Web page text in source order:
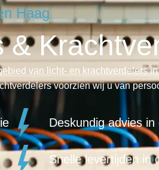
Haag
&
van licht- en krachtverdelers
voorzien wij u van
Deskundig advies
Snelle levertijden in